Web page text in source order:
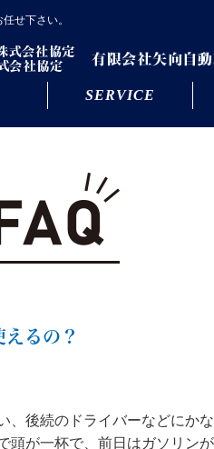
せ下さい。
SERVICE
るの？
後続のドライバーなどにか
頭が一杯で、前日はガソリン